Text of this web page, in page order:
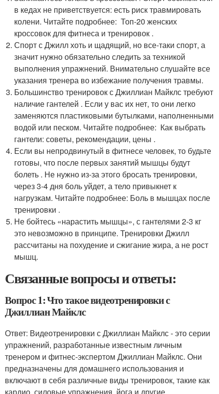
в кедах не приветствуется: есть риск травмировать
колени. Читайте подробнее: Топ-20 женских
кроссовок для фитнеса и тренировок .
Спорт с Джилл хоть и щадящий, но все-таки спорт, а
значит нужно обязательно следить за техникой
выполнения упражнений. Внимательно слушайте все
указания тренера во избежание получения травмы.
Большинство тренировок с Джиллиан Майклс требуют
наличие гантелей . Если у вас их нет, то они легко
заменяются пластиковыми бутылками, наполненными
водой или песком. Читайте подробнее: Как выбрать
гантели: советы, рекомендации, цены .
Если вы непродвинутый в фитнесе человек, то будьте
готовы, что после первых занятий мышцы будут
болеть . Не нужно из-за этого бросать тренировки,
через 3-4 дня боль уйдет, а тело привыкнет к
нагрузкам. Читайте подробнее: Боль в мышцах после
тренировки .
Не бойтесь «нарастить мышцы», с гантелями 2-3 кг
это невозможно в принципе. Тренировки Джилл
рассчитаны на похудение и сжигание жира, а не рост
мышц.
Связанные вопросы и ответы:
Вопрос 1: Что такое видеотренировки с
Джиллиан Майклс
Ответ: Видеотренировки с Джиллиан Майклс - это серии
упражнений, разработанные известным личным
тренером и фитнес-экспертом Джиллиан Майклс. Они
предназначены для домашнего использования и
включают в себя различные виды тренировок, такие как